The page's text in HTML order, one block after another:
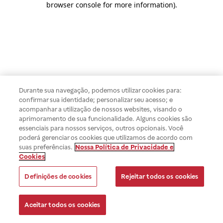
browser console for more information).
Durante sua navegação, podemos utilizar cookies para:
confirmar sua identidade; personalizar seu acesso; e
acompanhar a utilização de nossos websites, visando o
aprimoramento de sua funcionalidade. Alguns cookies são
essenciais para nossos serviços, outros opcionais. Você
poderá gerenciar os cookies que utilizamos de acordo com
suas preferências. Nossa Política de Privacidade e
Cookies
Definições de cookies Rejeitar todos os cookies
Aceitar todos os cookies